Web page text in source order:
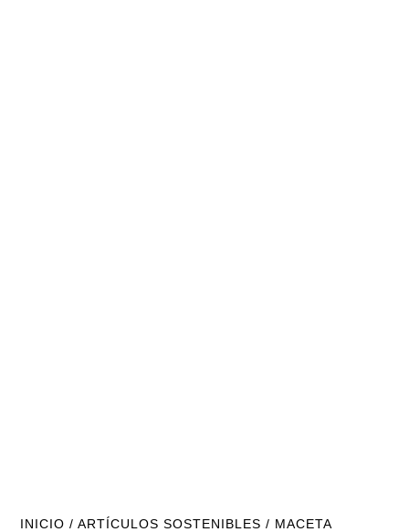
INICIO /ARTÍCULOS SOSTENIBLES / MACETA